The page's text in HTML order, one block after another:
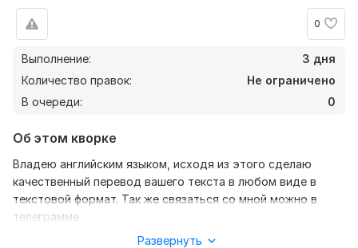
0
Выполнение:
3 дня
Количество правок:
Не ограничено
В очереди:
0
Об этом кворке
Владею английским языком, исходя из этого сделаю
качественный перевод вашего текста в любом виде в
текстовой формат. Так же связаться со мной можно в
телеграмме
Развернуть